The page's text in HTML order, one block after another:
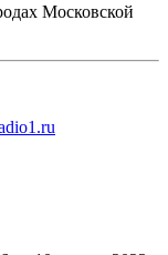
Московской